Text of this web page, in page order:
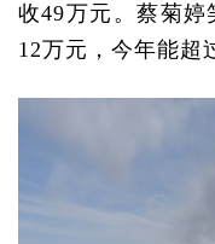
收49万元。蔡菊婷
12万元，今年能超